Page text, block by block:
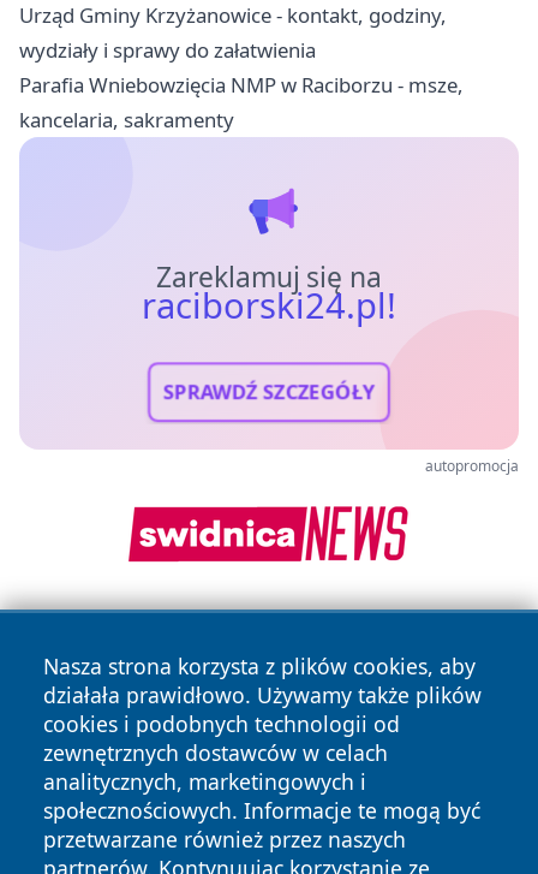
Urząd Gminy Krzyżanowice - kontakt, godziny,
wydziały i sprawy do załatwienia
Parafia Wniebowzięcia NMP w Raciborzu - msze,
kancelaria, sakramenty
Zareklamuj się na
raciborski24.pl!
SPRAWDŹ SZCZEGÓŁY
autopromocja
Nasza strona korzysta z plików cookies, aby
działała prawidłowo. Używamy także plików
cookies i podobnych technologii od
zewnętrznych dostawców w celach
analitycznych, marketingowych i
społecznościowych. Informacje te mogą być
przetwarzane również przez naszych
partnerów. Kontynuując korzystanie ze
Copyright © 2026 raciborski24.pl Wszystkie prawa
zastrzeżone.